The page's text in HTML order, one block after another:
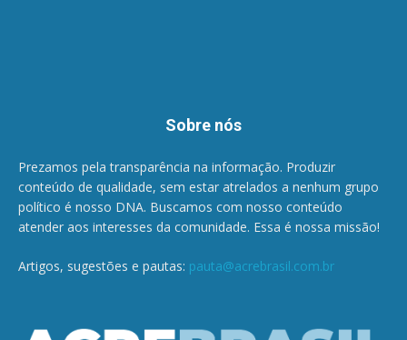
Sobre nós
Prezamos pela transparência na informação. Produzir
conteúdo de qualidade, sem estar atrelados a nenhum grupo
político é nosso DNA. Buscamos com nosso conteúdo
atender aos interesses da comunidade. Essa é nossa missão!
Artigos, sugestões e pautas: pauta@acrebrasil.com.br